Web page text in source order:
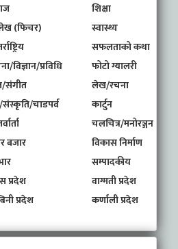
शिक्षा
(फिचर)
स्वास्थ्य
सफलताको कथा
विज्ञान/प्रविधि
फोटो ग्यालरी
संगीत
लेख/रचना
संस्कृति/चाडपर्व
कार्टुन
चलचित्र/मनोरञ्जन
बजार
विकास निर्माण
सम्पादकीय
प्रदेश
वाग्मती प्रदेश
प्रदेश
कर्णाली प्रदेश